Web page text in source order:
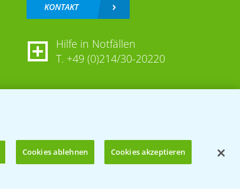
KONTAKT
Hilfe in Notfällen
T. +49 (0)214/30-20220
Cookies ablehnen Cookies akzeptieren